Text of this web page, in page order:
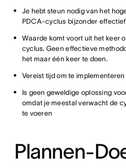
Je hebt steun nodig van het
PDCA-cyclus bijzonder
Waarde komt voort uit het keer
cyclus. Geen effectieve
het maar één keer te doen.
Vereist tijd om te
Is geen geweldige oplossing
omdat je meestal verwacht de
te voeren
Plannen-